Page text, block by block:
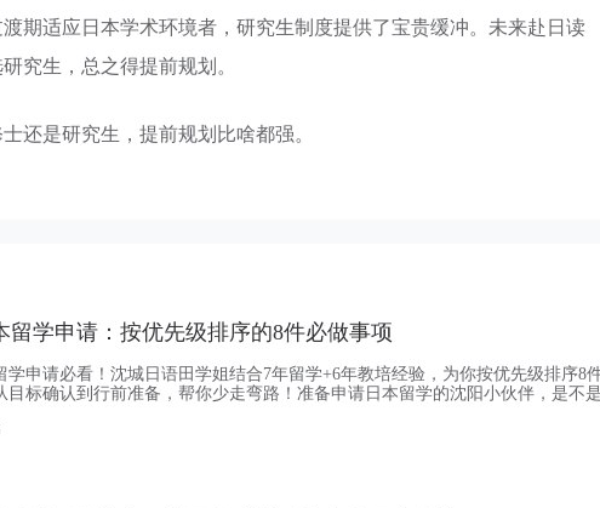
期适应日本学术环境者，研究生制度提供了宝贵缓冲。未来赴日读
究生，总之得提前规划。
还是研究生，提前规划比啥都强。
留学申请：按优先级排序的8件必做事项
学申请必看！沈城日语田学姐结合7年留学+6年教培经验，为你按优先级排序8
目标确认到行前准备，帮你少走弯路！准备申请日本留学的沈阳小伙伴，是不
太多因为没理清优先级而走弯路的学生——今天就把沈阳日本留学申请必做的8